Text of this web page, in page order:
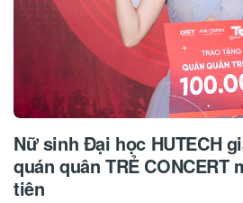
Nữ sinh Đại học HUTECH
quán quân TRẺ CONCERT
tiên